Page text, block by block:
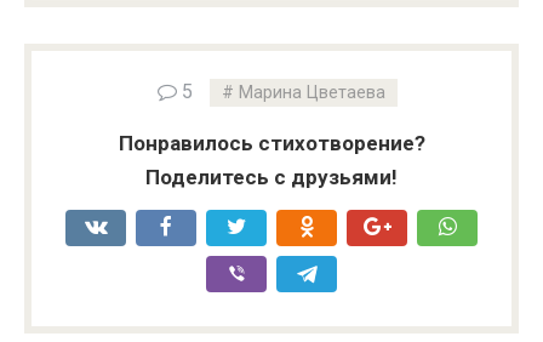
5 Марина Цветаева
Понравилось стихотворение?
Поделитесь с друзьями!